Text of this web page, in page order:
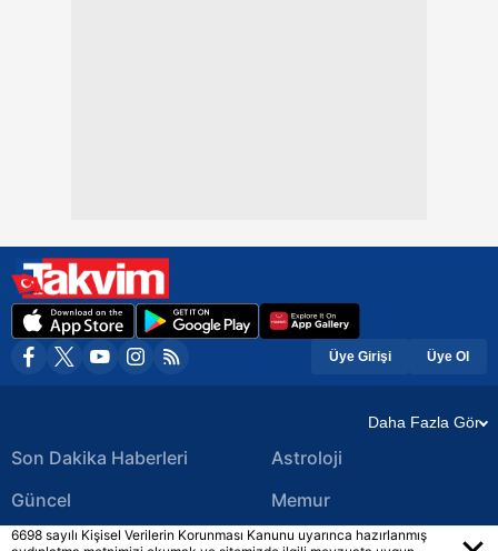
Üye Girişi Üye Ol
Daha Fazla Gör
Son Dakika Haberleri
Güncel
Ekonomi Haberleri
Astroloji
Memur
Yerel Haberler
6698 sayılı Kişisel Verilerin Korunması Kanunu uyarınca hazırlanmış